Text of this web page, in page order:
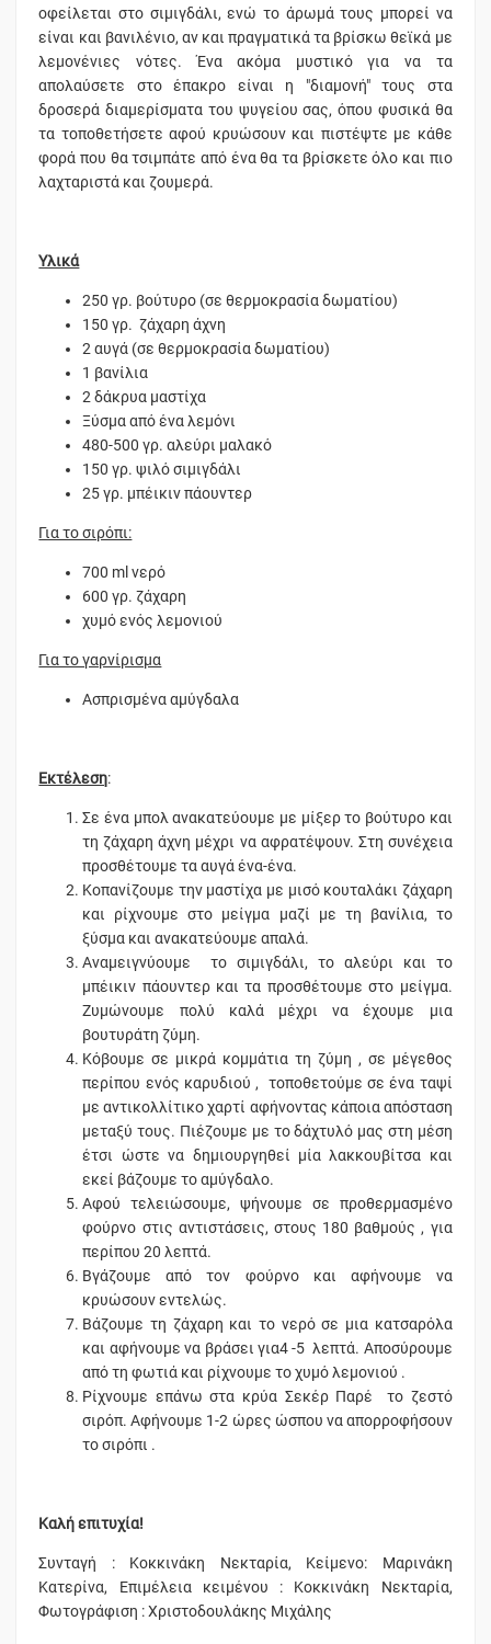
οφείλεται στο σιμιγδάλι, ενώ το άρωμά τους μπορεί να
είναι και βανιλένιο, αν και πραγματικά τα βρίσκω θεϊκά με
λεμονένιες νότες. Ένα ακόμα μυστικό για να τα
απολαύσετε στο έπακρο είναι η "διαμονή" τους στα
δροσερά διαμερίσματα του ψυγείου σας, όπου φυσικά θα
τα τοποθετήσετε αφού κρυώσουν και πιστέψτε με κάθε
φορά που θα τσιμπάτε από ένα θα τα βρίσκετε όλο και πιο
λαχταριστά και ζουμερά.
Υλικά
250 γρ. βούτυρο (σε θερμοκρασία δωματίου)
150 γρ. ζάχαρη άχνη
2 αυγά (σε θερμοκρασία δωματίου)
1 βανίλια
2 δάκρυα μαστίχα
Ξύσμα από ένα λεμόνι
480-500 γρ. αλεύρι μαλακό
150 γρ. ψιλό σιμιγδάλι
25 γρ. μπέικιν πάουντερ
Για το σιρόπι:
700 ml νερό
600 γρ. ζάχαρη
χυμό ενός λεμονιού
Για το γαρνίρισμα
Ασπρισμένα αμύγδαλα
Εκτέλεση:
Σε ένα μπολ ανακατεύουμε με μίξερ το βούτυρο και
τη ζάχαρη άχνη μέχρι να αφρατέψουν. Στη συνέχεια
προσθέτουμε τα αυγά ένα-ένα.
Κοπανίζουμε την μαστίχα με μισό κουταλάκι ζάχαρη
και ρίχνουμε στο μείγμα μαζί με τη βανίλια, το
ξύσμα και ανακατεύουμε απαλά.
Αναμειγνύουμε το σιμιγδάλι, το αλεύρι και το
μπέικιν πάουντερ και τα προσθέτουμε στο μείγμα.
Ζυμώνουμε πολύ καλά μέχρι να έχουμε μια
βουτυράτη ζύμη.
Κόβουμε σε μικρά κομμάτια τη ζύμη , σε μέγεθος
περίπου ενός καρυδιού , τοποθετούμε σε ένα ταψί
με αντικολλίτικο χαρτί αφήνοντας κάποια απόσταση
μεταξύ τους. Πιέζουμε με το δάχτυλό μας στη μέση
έτσι ώστε να δημιουργηθεί μία λακκουβίτσα και
εκεί βάζουμε το αμύγδαλο.
Αφού τελειώσουμε, ψήνουμε σε προθερμασμένο
φούρνο στις αντιστάσεις, στους 180 βαθμούς , για
περίπου 20 λεπτά.
Βγάζουμε από τον φούρνο και αφήνουμε να
κρυώσουν εντελώς.
Βάζουμε τη ζάχαρη και το νερό σε μια κατσαρόλα
και αφήνουμε να βράσει για4 -5 λεπτά. Αποσύρουμε
από τη φωτιά και ρίχνουμε το χυμό λεμονιού .
Ρίχνουμε επάνω στα κρύα Σεκέρ Παρέ το ζεστό
σιρόπ. Αφήνουμε 1-2 ώρες ώσπου να απορροφήσουν
το σιρόπι .
Καλή επιτυχία!
Συνταγή : Κοκκινάκη Νεκταρία, Κείμενο: Μαρινάκη
Κατερίνα, Επιμέλεια κειμένου : Κοκκινάκη Νεκταρία,
Φωτογράφιση : Χριστοδουλάκης Μιχάλης